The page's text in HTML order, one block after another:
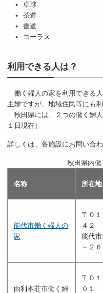
卓球
茶道
書道
コーラス
利用できる人は？
働く婦人の家を利用できる
主婦ですが、地域住民等にも
秋田県には、２つの働く婦
１日現在）
詳しくは、各施設にお問い合わ
名称 所在地
秋田県内
能代市働く婦人の
家
〒０
４２
能代市
－２６
由利本荘市働く婦
〒０
０１